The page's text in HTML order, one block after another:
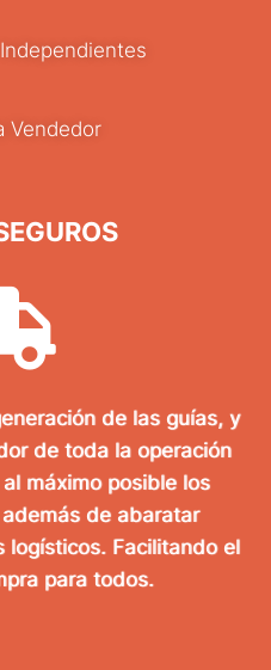
Vendedor
de las guías, y
de toda la operación
máximo posible los
de abaratar
logísticos. Facilitando el
para todos.